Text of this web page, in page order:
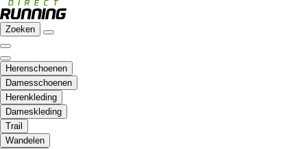
Zoeken
Herenschoenen
Damesschoenen
Herenkleding
Dameskleding
Trail
Wandelen